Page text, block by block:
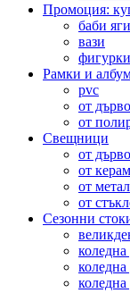
Промоция:
баби
вази
Рамки и
pvc
от дърво
от
Свещници
от дърво
от
от метал
от
Сезонни
коледна
коледна
коледна